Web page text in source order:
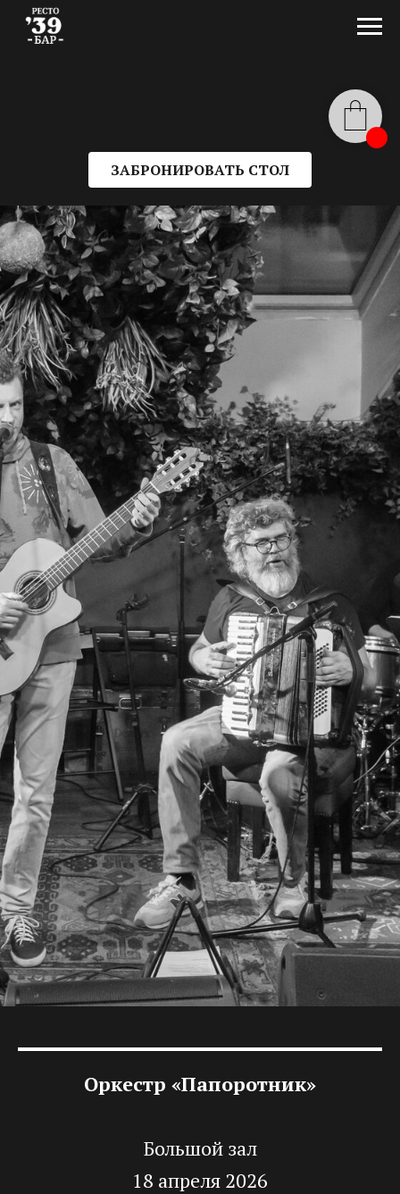
ЗАБРОНИРОВАТЬ СТОЛ
Оркестр «Папоротник»
Большой зал
18 апреля 2026